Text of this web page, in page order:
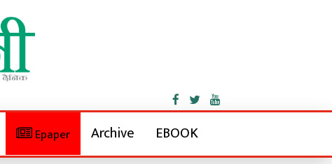
Epaper Archive EBOOK